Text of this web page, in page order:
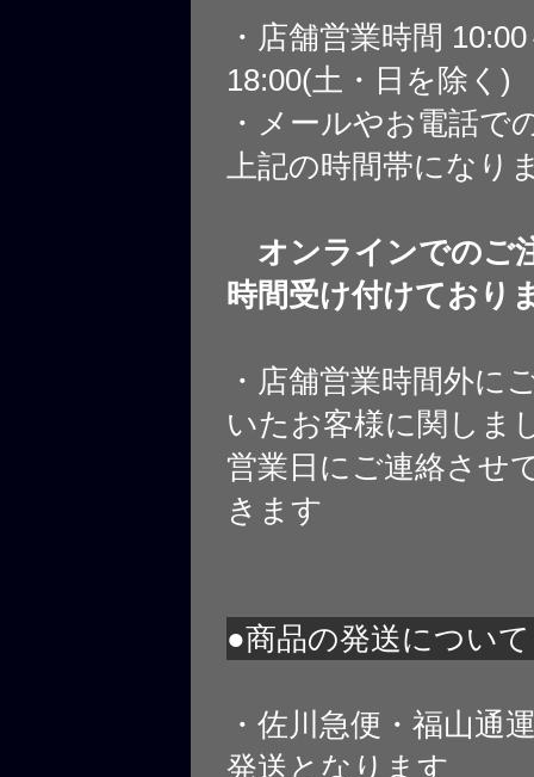
・店舗営業時間
18:00(土・日を除く)
・メールやお電話で
上記の時間帯になり
オンラインでのご
時間受け付けており
・店舗営業時間外に
いたお客様に関しま
営業日にご連絡させ
きます
●商品の発送について
・佐川急便・福山通
発送となります